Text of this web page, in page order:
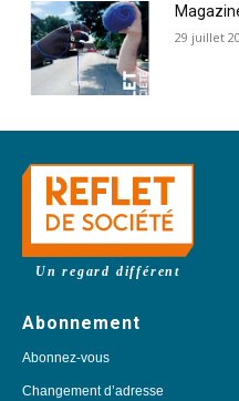
29 juillet
Un regard différent
Abonnement
Abonnez-vous
Changement d’adresse